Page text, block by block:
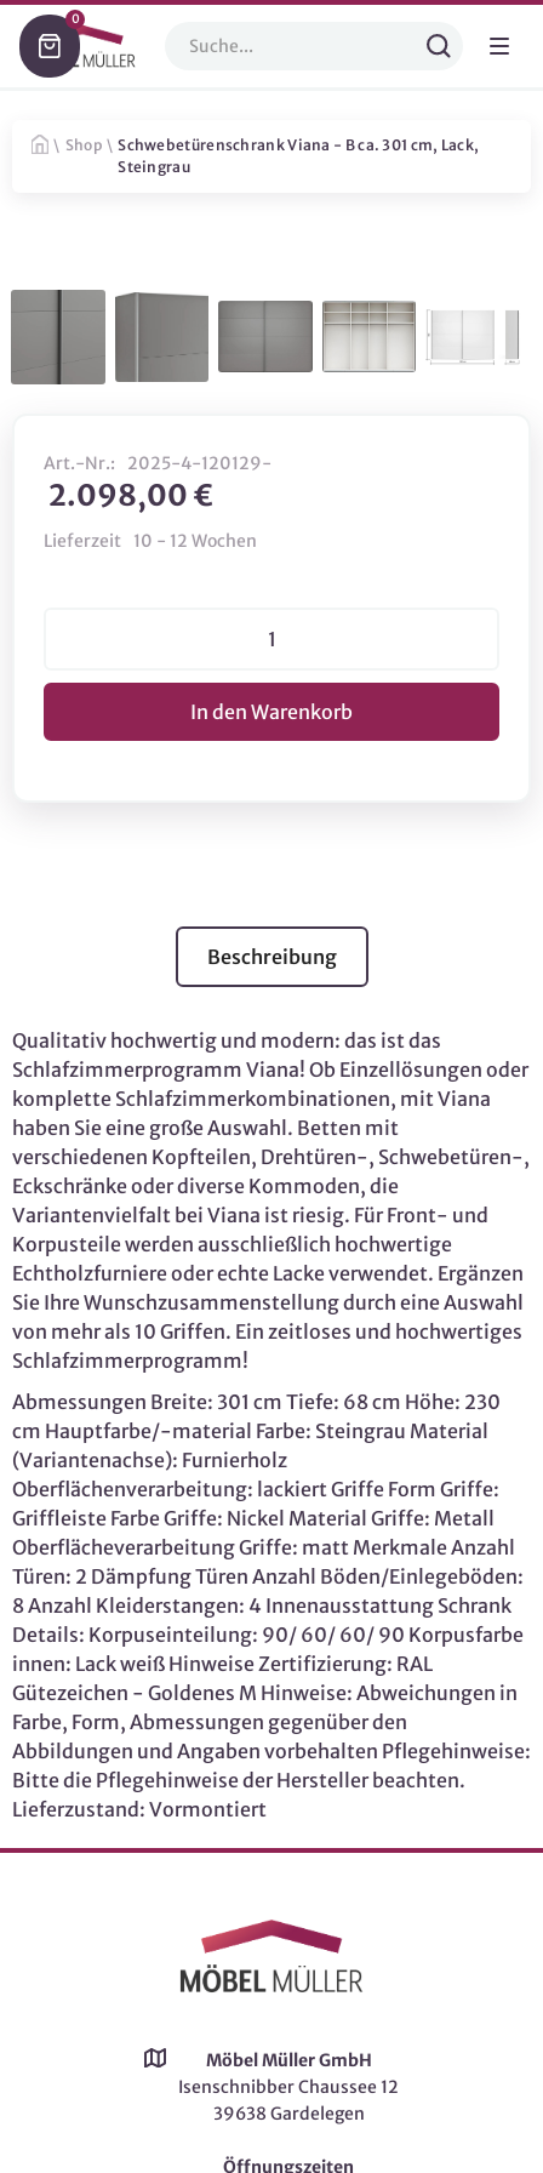
0
\ Shop \ Schwebetürenschrank Viana - B ca. 301 cm, Lack,
Steingrau
Art.-Nr.: 2025-4-120129-
2.098,00 €
Lieferzeit 10 - 12 Wochen
Beschreibung
Qualitativ hochwertig und modern: das ist das
Schlafzimmerprogramm Viana! Ob Einzellösungen oder
komplette Schlafzimmerkombinationen, mit Viana
haben Sie eine große Auswahl. Betten mit
verschiedenen Kopfteilen, Drehtüren-, Schwebetüren-,
Eckschränke oder diverse Kommoden, die
Variantenvielfalt bei Viana ist riesig. Für Front- und
Korpusteile werden ausschließlich hochwertige
Echtholzfurniere oder echte Lacke verwendet. Ergänzen
Sie Ihre Wunschzusammenstellung durch eine Auswahl
von mehr als 10 Griffen. Ein zeitloses und hochwertiges
Schlafzimmerprogramm!
Abmessungen Breite: 301 cm Tiefe: 68 cm Höhe: 230
cm Hauptfarbe/-material Farbe: Steingrau Material
(Variantenachse): Furnierholz
Oberflächenverarbeitung: lackiert Griffe Form Griffe:
Griffleiste Farbe Griffe: Nickel Material Griffe: Metall
Oberflächeverarbeitung Griffe: matt Merkmale Anzahl
Türen: 2 Dämpfung Türen Anzahl Böden/Einlegeböden:
8 Anzahl Kleiderstangen: 4 Innenausstattung Schrank
Details: Korpuseinteilung: 90/ 60/ 60/ 90 Korpusfarbe
innen: Lack weiß Hinweise Zertifizierung: RAL
Gütezeichen - Goldenes M Hinweise: Abweichungen in
Farbe, Form, Abmessungen gegenüber den
Abbildungen und Angaben vorbehalten Pflegehinweise:
Bitte die Pflegehinweise der Hersteller beachten.
Lieferzustand: Vormontiert
Möbel Müller GmbH
Isenschnibber Chaussee 12
39638 Gardelegen
Öffnungszeiten